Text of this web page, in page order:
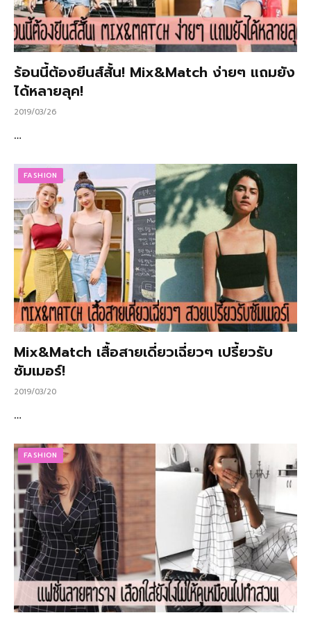
ร้อนนี้ต้องยีนส์สั้น! Mix&Match ง่ายๆ แถมยัง
ได้หลายลุค!
2019/03/26
…
FASHION
Mix&Match เสื้อสายเดี่ยวเฉี่ยวๆ เปรี้ยวรับ
ซัมเมอร์!
2019/03/20
…
FASHION